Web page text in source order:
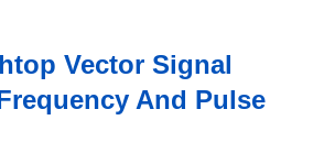
Vector Signal
And Pulse